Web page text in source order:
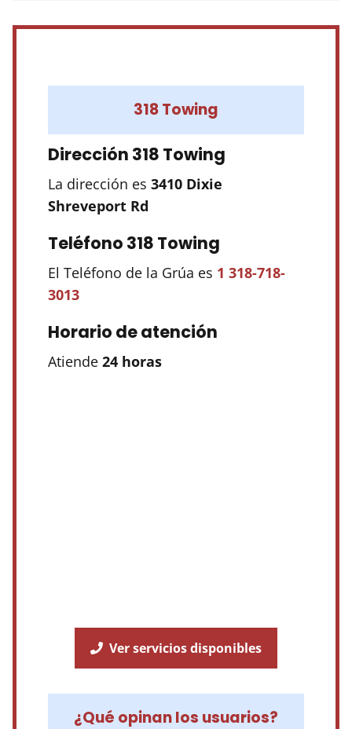
318 Towing
Dirección 318 Towing
La dirección es 3410 Dixie
Shreveport Rd
Teléfono 318 Towing
El Teléfono de la Grúa es 1 318-718-
3013
Horario de atención
Atiende 24 horas
Ver servicios disponibles
¿Qué opinan los usuarios?